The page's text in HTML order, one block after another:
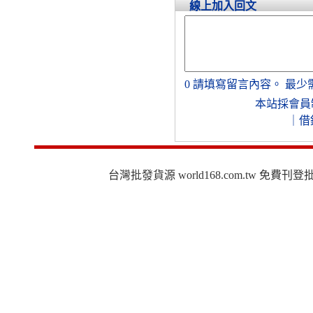
線上加入回文
0 請填寫留言內容。 最少
本站採會員
借
台灣批發貨源 world168.com.tw 免費刊登